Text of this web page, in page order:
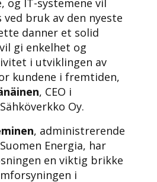
og IT-systemene vil
bruk av den nyeste
danner et solid
gi enkelhet og
i utviklingen av
kundene i fremtiden,
, CEO i
Oy.
, administrerende
Energia, har
en viktig brikke
i